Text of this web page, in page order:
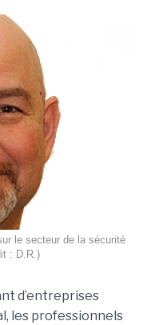
le secteur de la sécurité
: D.R.)
d’entreprises
les professionnels